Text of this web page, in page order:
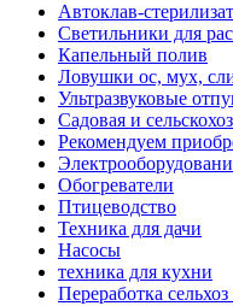
Автоклав-
Светильники для
Капельный полив
Ловушки ос, мух,
Ультразвуковые
Садовая и
Рекомендуем
Обогреватели
Птицеводство
Техника для дачи
Насосы
техника для кухни
Переработка